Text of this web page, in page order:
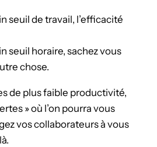
seuil de travail, l’efficacité
seuil horaire, sachez vous
chose.
de plus faible productivité,
» où l’on pourra vous
vos collaborateurs à vous